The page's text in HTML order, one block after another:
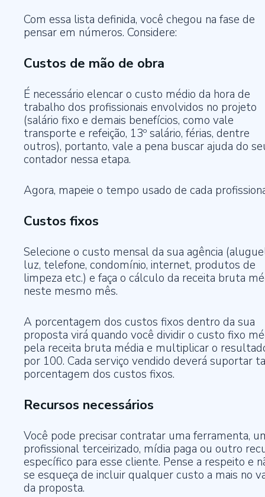
Com essa lista definida, você chegou na fase de
pensar em números. Considere:
Custos de mão de obra
É necessário elencar o custo médio da hora de
trabalho dos profissionais envolvidos no projeto
(salário fixo e demais benefícios, como vale
transporte e refeição, 13º salário, férias, dentre
outros), portanto, vale a pena buscar ajuda do
contador nessa etapa.
Agora, mapeie o tempo usado de cada
Custos fixos
Selecione o custo mensal da sua agência
luz, telefone, condomínio, internet, produtos de
limpeza etc.) e faça o cálculo da receita bruta
neste mesmo mês.
A porcentagem dos custos fixos dentro da sua
proposta virá quando você dividir o custo fixo
pela receita bruta média e multiplicar o
por 100. Cada serviço vendido deverá suportar
porcentagem dos custos fixos.
Recursos necessários
Você pode precisar contratar uma ferramenta,
profissional terceirizado, mídia paga ou outro
específico para esse cliente. Pense a respeito e
se esqueça de incluir qualquer custo a mais no
da proposta.